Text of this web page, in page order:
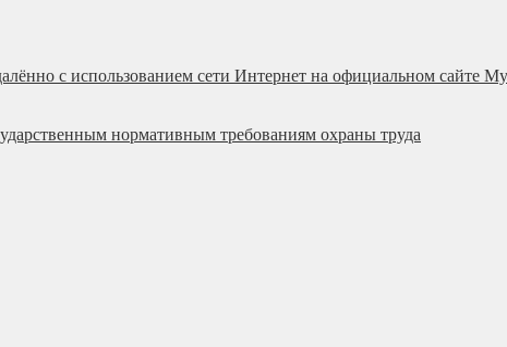
с использованием сети Интернет на официальном сайте
нормативным требованиям охраны труда